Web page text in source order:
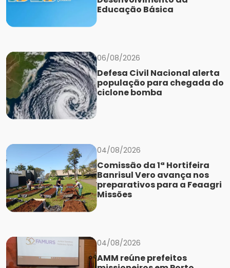
Educação Básica
06/08/2026
Defesa Civil Nacional alerta
população para chegada do
ciclone bomba
04/08/2026
Comissão da 1ª Hortifeira
Banrisul Vero avança nos
preparativos para a Feaagri
Missões
04/08/2026
AMM reúne prefeitos